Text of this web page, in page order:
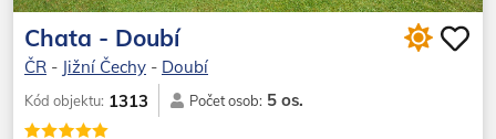
Chata - Doubí
ČR - Jižní Čechy - Doubí
Kód objektu: 1313 Počet osob: 5 os.